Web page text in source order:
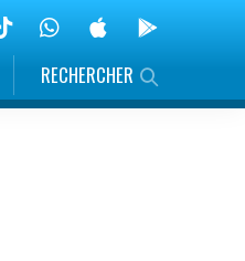
RECHERCHER